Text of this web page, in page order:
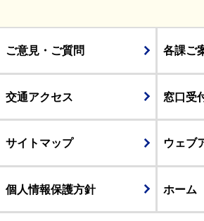
ご意見・ご質問 各課ご
交通アクセス 窓口受
サイトマップ ウェブ
個人情報保護方針 ホーム